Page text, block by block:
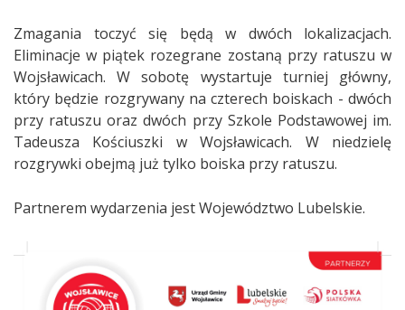
Zmagania toczyć się będą w dwóch lokalizacjach.
Eliminacje w piątek rozegrane zostaną przy ratuszu w
Wojsławicach. W sobotę wystartuje turniej główny,
który będzie rozgrywany na czterech boiskach - dwóch
przy ratuszu oraz dwóch przy Szkole Podstawowej im.
Tadeusza Kościuszki w Wojsławicach. W niedzielę
rozgrywki obejmą już tylko boiska przy ratuszu.
Partnerem wydarzenia jest Województwo Lubelskie.